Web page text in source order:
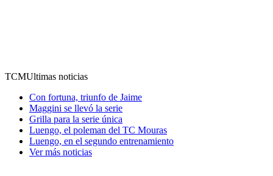
TCMUltimas noticias
Con fortuna, triunfo de Jaime
Maggini se llevó la serie
Grilla para la serie única
Luengo, el poleman del TC Mouras
Luengo, en el segundo entrenamiento
Ver más noticias